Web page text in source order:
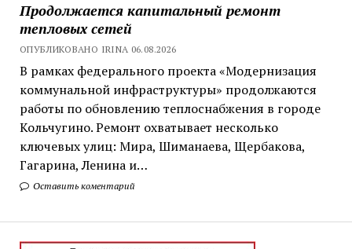
Продолжается капитальный ремонт
тепловых сетей
ОПУБЛИКОВАНО IRINA 06.08.2026
В рамках федерального проекта «Модернизация
коммунальной инфраструктуры» продолжаются
работы по обновлению теплоснабжения в городе
Кольчугино. Ремонт охватывает несколько
ключевых улиц: Мира, Шиманаева, Щербакова,
Гагарина, Ленина и…
Оставить коментарий